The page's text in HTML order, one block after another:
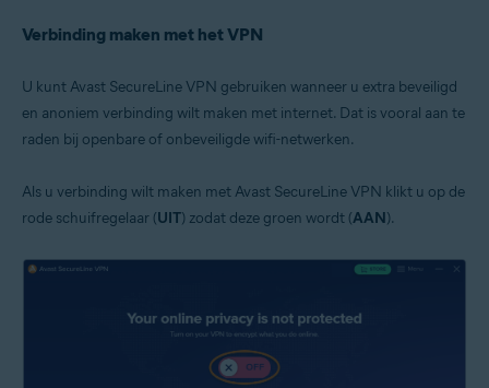
Verbinding maken met het VPN
U kunt Avast SecureLine VPN gebruiken wanneer u extra beveiligd
en anoniem verbinding wilt maken met internet. Dat is vooral aan te
raden bij openbare of onbeveiligde wifi-netwerken.
Als u verbinding wilt maken met Avast SecureLine VPN klikt u op de
rode schuifregelaar (UIT) zodat deze groen wordt (AAN).